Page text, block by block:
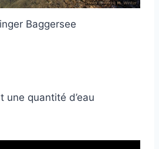
Baggersee
une quantité d’eau